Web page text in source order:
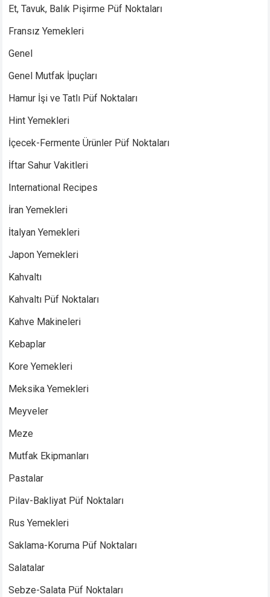
Et, Tavuk, Balık Pişirme Püf Noktaları
Fransız Yemekleri
Genel
Genel Mutfak İpuçları
Hamur İşi ve Tatlı Püf Noktaları
Hint Yemekleri
İçecek-Fermente Ürünler Püf Noktaları
İftar Sahur Vakitleri
International Recipes
İran Yemekleri
İtalyan Yemekleri
Japon Yemekleri
Kahvaltı
Kahvaltı Püf Noktaları
Kahve Makineleri
Kebaplar
Kore Yemekleri
Meksika Yemekleri
Meyveler
Meze
Mutfak Ekipmanları
Pastalar
Pilav-Bakliyat Püf Noktaları
Rus Yemekleri
Saklama-Koruma Püf Noktaları
Salatalar
Sebze-Salata Püf Noktaları